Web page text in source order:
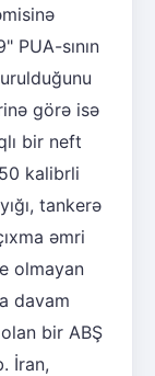
PUA-sının
görə isə
bir neft
kalibrli
tankerə
əmri
olmayan
davam
bir ABŞ
İran,